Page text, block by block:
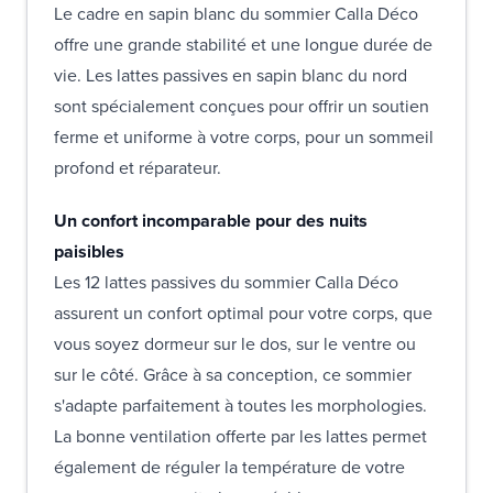
Le cadre en sapin blanc du sommier Calla Déco
offre une grande stabilité et une longue durée de
vie. Les lattes passives en sapin blanc du nord
sont spécialement conçues pour offrir un soutien
ferme et uniforme à votre corps, pour un sommeil
profond et réparateur.
Un confort incomparable pour des nuits
paisibles
Les 12 lattes passives du sommier Calla Déco
assurent un confort optimal pour votre corps, que
vous soyez dormeur sur le dos, sur le ventre ou
sur le côté. Grâce à sa conception, ce sommier
s'adapte parfaitement à toutes les morphologies.
La bonne ventilation offerte par les lattes permet
également de réguler la température de votre